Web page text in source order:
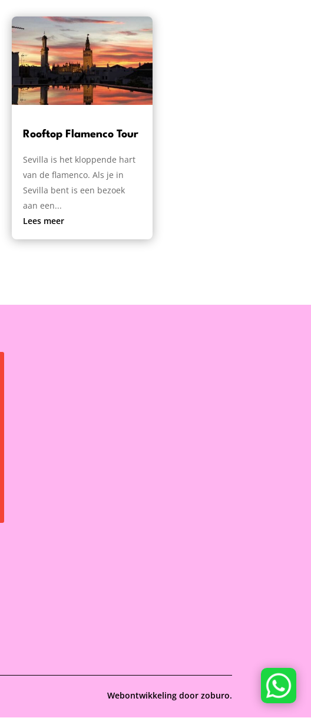
Rooftop Flamenco Tour
Sevilla is het kloppende hart
van de flamenco. Als je in
Sevilla bent is een bezoek
aan een...
Lees meer
Webontwikkeling door zoburo.